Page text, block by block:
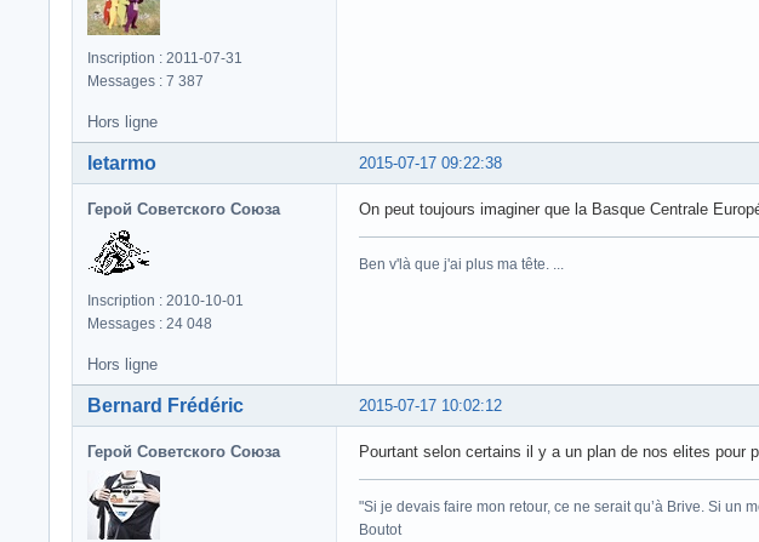
Inscription : 2011-07-31
Messages : 7 387
Hors ligne
2015-07-17 09:22:38
letarmo
Герой Советского Союза
Inscription : 2010-10-01
Messages : 24 048
On peut toujours imaginer que la Basque Centrale
Ben v'là que j'ai plus ma tête. ...
Hors ligne
2015-07-17 10:02:12
Bernard Frédéric
Герой Советского Союза Pourtant selon certains il y a un plan de nos elites pour
"Si je devais faire mon retour, ce ne serait qu’à Brive. Si un
Boutot